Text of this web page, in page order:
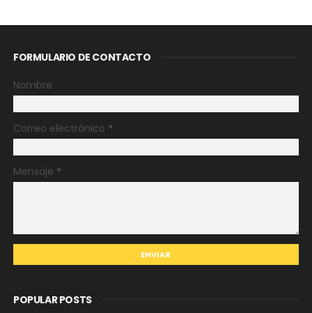
FORMULARIO DE CONTACTO
Nombre
Correo electrónico *
Mensaje *
POPULAR POSTS